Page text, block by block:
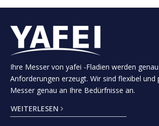
Wir liefern Standard- und individuelle
Produktpalette für die Gummiindustrie
Einschließlich aber nicht begrenzt:
Stahlschnurscherschere, raue
Messer abgeschnitten, kreisförmige
Extrudermesser, Crush Cutter, geschirrte
Entlüftungsschneider.